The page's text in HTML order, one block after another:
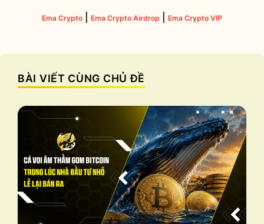
Ema Crypto Ema Crypto Airdrop Ema Crypto VIP
BÀI VIẾT CÙNG CHỦ ĐỀ